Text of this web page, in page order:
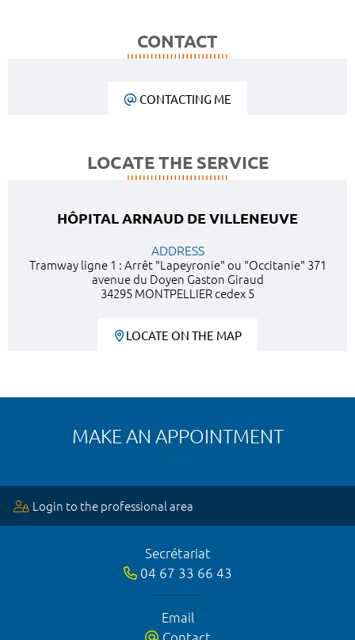
CONTACT
CONTACTING ME
LOCATE THE SERVICE
HÔPITAL ARNAUD DE VILLENEUVE
ADDRESS
Tramway ligne 1 : Arrêt "Lapeyronie" ou "Occitanie" 371
avenue du Doyen Gaston Giraud
34295 MONTPELLIER cedex 5
LOCATE ON THE MAP
MAKE AN APPOINTMENT
Login to the professional area
Secrétariat
04 67 33 66 43
Email
Contact